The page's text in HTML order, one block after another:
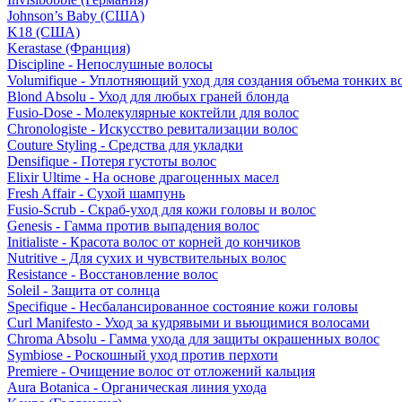
Johnson’s Baby (США)
K18 (США)
Kerastase (Франция)
Discipline - Непослушные волосы
Volumifique - Уплотняющий уход для создания объема тонких
Blond Absolu - Уход для любых граней блонда
Fusio-Dose - Молекулярные коктейли для волос
Chronologiste - Искусство ревитализации волос
Couture Styling - Средства для укладки
Densifique - Потеря густоты волос
Elixir Ultime - На основе драгоценных масел
Fresh Affair - Сухой шампунь
Fusio-Scrub - Скраб-уход для кожи головы и волос
Genesis - Гамма против выпадения волос
Initialiste - Красота волос от корней до кончиков
Nutritive - Для сухих и чувствительных волос
Resistance - Восстановление волос
Soleil - Защита от солнца
Specifique - Несбалансированное состояние кожи головы
Curl Manifesto - Уход за кудрявыми и вьющимися волосами
Chroma Absolu - Гамма ухода для защиты окрашенных волос
Symbiose - Роскошный уход против перхоти
Premiere - Очищение волос от отложений кальция
Aura Botanica - Органическая линия ухода